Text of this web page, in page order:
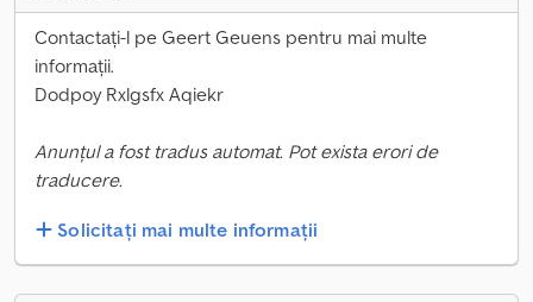
Contactați-l pe Geert Geuens pentru mai multe
informații.
Dodpoy Rxlgsfx Aqiekr
Anunțul a fost tradus automat. Pot exista erori de
traducere.
Solicitați mai multe informații